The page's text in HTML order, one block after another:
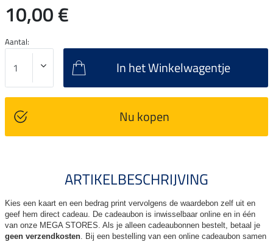
10,00 €
Aantal:
In het Winkelwagentje
Nu kopen
ARTIKELBESCHRIJVING
Kies een kaart en een bedrag print vervolgens de waardebon zelf uit en
geef hem direct cadeau. De cadeaubon is inwisselbaar online en in één
van onze MEGA STORES. Als je alleen cadeaubonnen bestelt, betaal je
geen verzendkosten. Bij een bestelling van een online cadeaubon samen